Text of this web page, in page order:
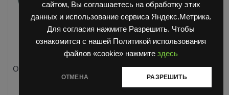
сайтом, Вы соглашаетесь на обработку этих
данных и использование сервиса Яндекс.Метрика.
Для согласия нажмите Разрешить. Чтобы
ознакомится с нашей Политикой использования
файлов «cookie» нажмите здесь
ОТМЕНА РАЗРЕШИТЬ
Диски/Обода,Шины
спецтехники
ОБОД 6.00Е-9 Е-9 2029-1
EJS для ДВ 1661
Диски/Обода,Шины
спецтехники
Обод 7.00-15 250926
2026-4 00.00 , диск
колеса 8.15х15 ,